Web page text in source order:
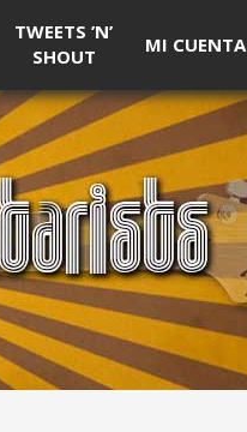
TWEETS ’N’
SHOUT
MI CUENTA